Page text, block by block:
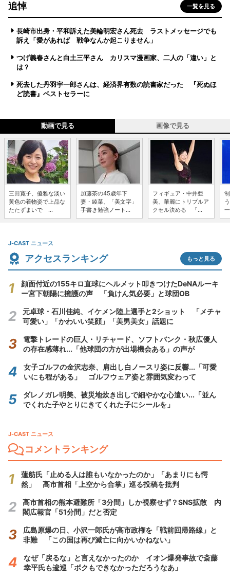
追悼 一覧を見る
長崎市出身・平和訴えた美輪明宏さん死去 ラストメッセージでも
訴え「愛があれば 戦争なんか起こりません」
つげ義春さんと白土三平さん カリスマ漫画家、二人の「違い」と
は？
死去した丹羽宇一郎さんは、経済界有数の読書家だった 『死ぬほ
ど読書』ベストセラーに
動画で見る 画像で見る
三田寛子、優雅な淡い
黄色の着物姿で上品な
たたずまいで ...
加藤茶の45歳年下
妻・綾菜、「美文字」
手書き勉強ノート...
フィギュア・中井亜
美、華麗にトリプルア
クセル決める 「...
J-CAST ニュース
アクセスランキング もっと見る
顔面付近の155キロ直球にヘルメット叩きつけたDeNAルーキ
ー宮下朝陽に擁護の声 「負けん気必要」と球団OB
元卓球・石川佳純、イケメン陸上選手と2ショット 「メチャ
可愛い」「かわいい笑顔」「美男美女」話題に
電撃トレードの巨人・リチャード、ソフトバンク・秋広優人
の存在感薄れ...「他球団の方が出場機会ある」の声が
女子ゴルフの金沢志奈、肩出し白ノースリ姿に反響...「可愛
いにも程がある」 ゴルフウェア姿と雰囲気変わって
ダレノガレ明美、被災地炊き出しで細やかな心遣い...「並ん
でくれた子やとりにきてくれた子にシールを」
J-CAST ニュース
コメントランキング
蓮舫氏「止める人は誰もいなかったのか」「あまりにも愕
然」 高市首相「上空から合掌」巡る投稿を批判
高市首相の熊本避難所「3分間」しか視察せず？SNS拡散 内
閣広報官「51分間」だと否定
広島原爆の日、小沢一郎氏が高市政権を「戦前回帰路線」と
非難 「この国は再び滅亡に向かいかねない」
なぜ「戻るな」と言えなかったのか イオン爆発事故で斎藤
幸平氏も逡巡「ボクもできなかっただろうなあ」